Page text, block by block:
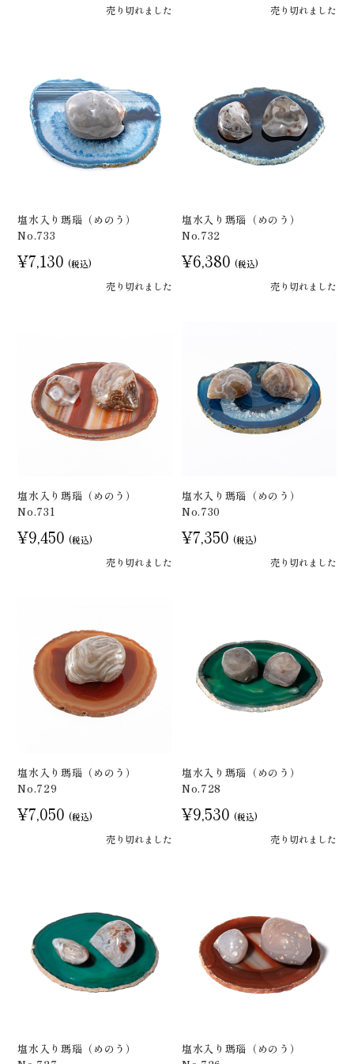
売り切れました 売り切れました
塩水入り瑪瑙（めのう）
No.733
¥7,130 (税込)
売り切れました
塩水入り瑪瑙（めのう）
No.732
¥6,380 (税込)
売り切れました
塩水入り瑪瑙（めのう）
No.731
¥9,450 (税込)
売り切れました
塩水入り瑪瑙（めのう）
No.730
¥7,350 (税込)
売り切れました
塩水入り瑪瑙（めのう）
No.729
¥7,050 (税込)
売り切れました
塩水入り瑪瑙（めのう）
No.728
¥9,530 (税込)
売り切れました
塩水入り瑪瑙（めのう）
塩水入り瑪瑙（めのう）